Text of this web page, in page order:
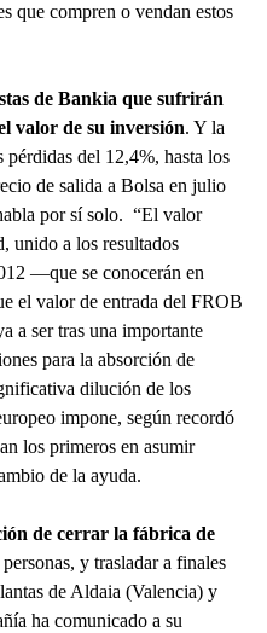
que compren o vendan estos
de Bankia que sufrirán
valor de su inversión. Y la
del 12,4%, hasta los
de salida a Bolsa en julio
por sí solo. “El valor
unido a los resultados
—que se conocerán en
el valor de entrada del FROB
a ser tras una importante
para la absorción de
dilución de los
impone, según recordó
los primeros en asumir
de la ayuda.
de cerrar la fábrica de
y trasladar a finales
de Aldaia (Valencia) y
ha comunicado a su